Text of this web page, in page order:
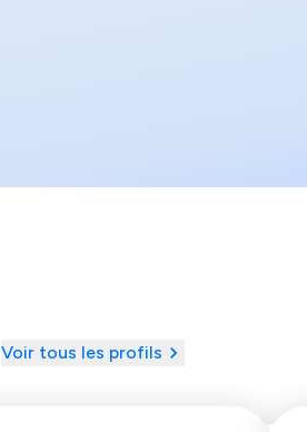
Voir tous les profils